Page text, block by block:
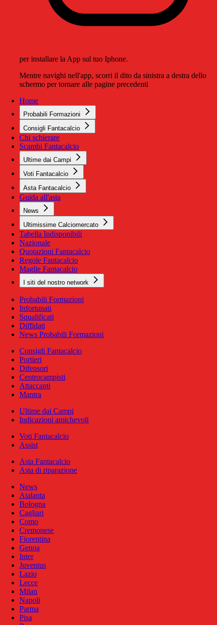
per installare la App sul tuo Iphone.
Mentre navighi nell'app, scorri il dito da sinistra a destra dello
schermo per tornare alle pagine precedenti
Home
Probabili Formazioni
Consigli Fantacalcio
Chi schierare
Scambi Fantacalcio
Ultime dai Campi
Voti Fantacalcio
Asta Fantacalcio
Guida all'asta
News
Ultimissime Calciomercato
Tabella Indisponibili
Nazionale
Quotazioni Fantacalcio
Regole Fantacalcio
Maglie Fantacalcio
I siti del nostro network
Probabili Formazioni
Infortunati
Squalificati
Diffidati
News Probabili Formazioni
Consigli Fantacalcio
Portieri
Difensori
Centrocampisti
Attaccanti
Mantra
Ultime dai Campi
Indicazioni amichevoli
Voti Fantacalcio
Assist
Asta Fantacalcio
Asta di riparazione
News
Atalanta
Bologna
Cagliari
Como
Cremonese
Fiorentina
Genoa
Inter
Juventus
Lazio
Lecce
Milan
Napoli
Parma
Pisa